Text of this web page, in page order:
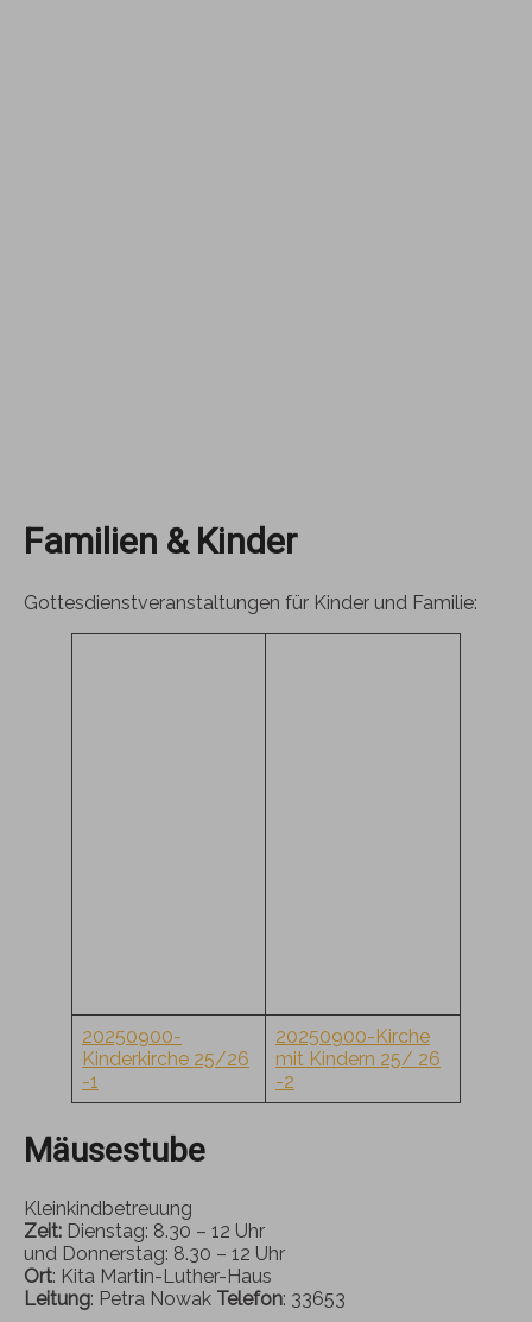
Familien & Kinder
Gottesdienstveranstaltungen für Kinder und Familie:
20250900-
Kinderkirche 25/26
-1
20250900-Kirche
mit Kindern 25/ 26
-2
Mäusestube
Kleinkindbetreuung
Zeit: Dienstag: 8.30 – 12 Uhr
und Donnerstag: 8.30 – 12 Uhr
Ort: Kita Martin-Luther-Haus
Leitung: Petra Nowak Telefon: 33653